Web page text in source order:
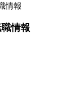
情報
情報